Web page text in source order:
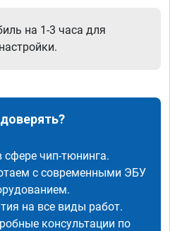
на 1-3 часа для
чип-тюнинга.
с современными ЭБУ
на все виды работ.
консультации по